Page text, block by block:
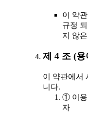
이 약
규정
지 않
제 4 조 (
이 약관에서
니다.
① 이용
자